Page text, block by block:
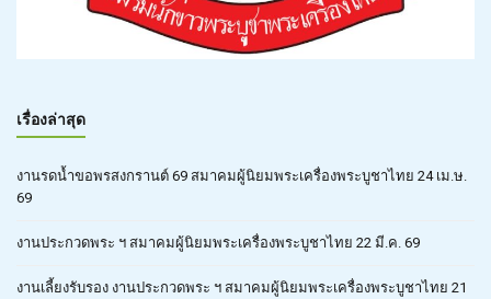
เรื่องล่าสุด
งานรดน้ำขอพรสงกรานต์ 69 สมาคมผู้นิยมพระเครื่องพระบูชาไทย 24 เม.ษ.
69
งานประกวดพระ ฯ สมาคมผู้นิยมพระเครื่องพระบูชาไทย 22 มี.ค. 69
งานเลี้ยงรับรอง งานประกวดพระ ฯ สมาคมผู้นิยมพระเครื่องพระบูชาไทย 21